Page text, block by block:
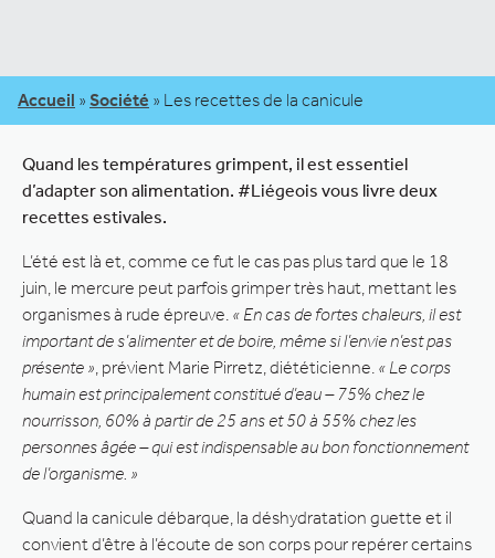
Accueil » Société » Les recettes de la canicule
Quand les températures grimpent, il est essentiel
d’adapter son alimentation. #Liégeois vous livre deux
recettes estivales.
L’été est là et, comme ce fut le cas pas plus tard que le 18
juin, le mercure peut parfois grimper très haut, mettant les
organismes à rude épreuve. « En cas de fortes chaleurs, il est
important de s’alimenter et de boire, même si l’envie n’est pas
présente » , prévient Marie Pirretz, diététicienne. « Le corps
humain est principalement constitué d’eau – 75% chez le
nourrisson, 60% à partir de 25 ans et 50 à 55% chez les
personnes âgée – qui est indispensable au bon fonctionnement
de l’organisme. »
Quand la canicule débarque, la déshydratation guette et il
convient d’être à l’écoute de son corps pour repérer certains